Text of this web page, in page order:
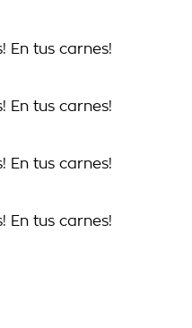
En tus carnes!
En tus carnes!
En tus carnes!
En tus carnes!